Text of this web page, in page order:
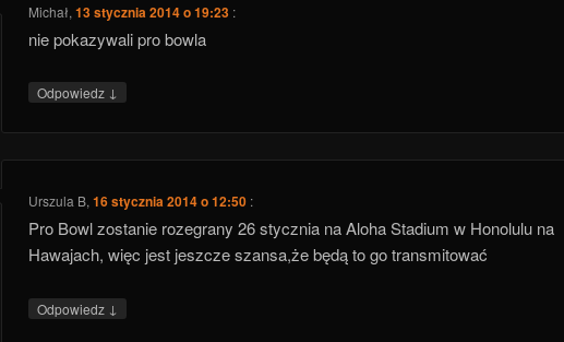
Michał,13 stycznia 2014 o 19:23 :
nie pokazywali pro bowla
Odpowiedz ↓
Urszula B,16 stycznia 2014 o 12:50 :
Pro Bowl zostanie rozegrany 26 stycznia na Aloha Stadium w Honolulu na
Hawajach, więc jest jeszcze szansa,że będą to go transmitować
Odpowiedz ↓